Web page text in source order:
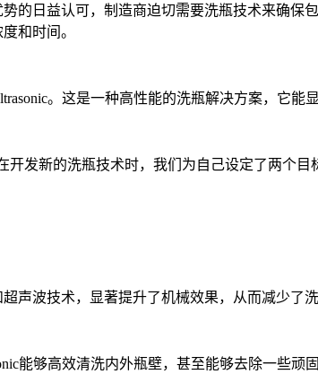
的日益认可，制造商迫切需要洗瓶技术来确
和时间。
。这是一种高性能的洗瓶解决方案，它能
发新的洗瓶技术时，我们为自己设定了两个
声波技术，显著提升了机械效果，从而减少了
能够高效清洗内外瓶壁，甚至能够去除一些